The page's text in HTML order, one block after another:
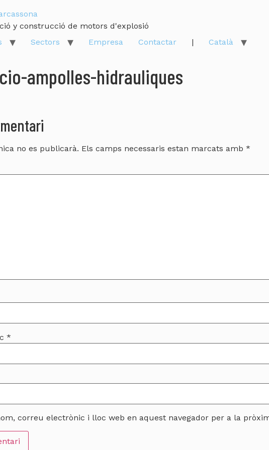
y construcció de motors d'explosió
Sectors Empresa Contactar | Català
ampolles-hidrauliques
no es publicarà. Els camps necessaris estan marcats amb *
*
correu electrònic i lloc web en aquest navegador per a la